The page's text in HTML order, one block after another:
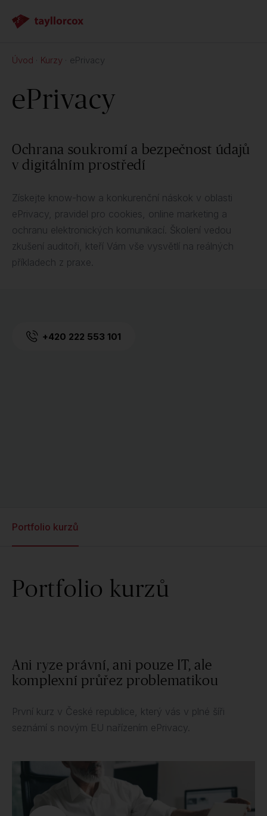
Úvod Kurzy ePrivacy
ePrivacy
Ochrana soukromí a bezpečnost údajů
v digitálním prostředí
Získejte know-how a konkurenční náskok v oblasti
ePrivacy, pravidel pro cookies, online marketing a
ochranu elektronických komunikací. Školení vedou
zkušení auditoři, kteří Vám vše vysvětlí na reálných
příkladech z praxe.
+420 222 553 101
Portfolio kurzů
Portfolio kurzů
Ani ryze právní, ani pouze IT, ale
komplexní průřez problematikou
První kurz v České republice, který vás v plné šíři
seznámí s novým EU nařízením ePrivacy.